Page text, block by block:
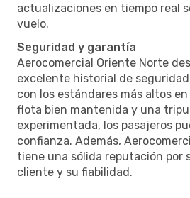
actualizaciones en tiempo real
vuelo.
Seguridad y garantía
Aerocomercial Oriente Norte
excelente historial de
con los estándares más altos
flota bien mantenida y una
experimentada, los pasajeros
confianza. Además,
tiene una sólida reputación por
cliente y su fiabilidad.